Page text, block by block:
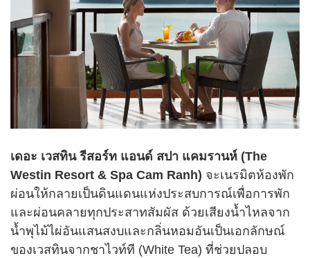
เดอะ เวสทิน รีสอร์ท แอนด์ สปา แคมรานห์ (The
Westin Resort & Spa Cam Ranh) จะเนรมิตห้องพัก
ผ่อนให้กลายเป็นดินแดนแห่งประสบการณ์เพื่อการพัก
และผ่อนคลายทุกประสาทสัมผัส ด้วยเสียงน้ำไหลจาก
น้ำพุไม้ไผ่อันแสนสงบและกลิ่นหอมอันเป็นเอกลักษณ์
ของเวสทินจากชาไวท์ที (White Tea) ที่ช่วยปลอบ